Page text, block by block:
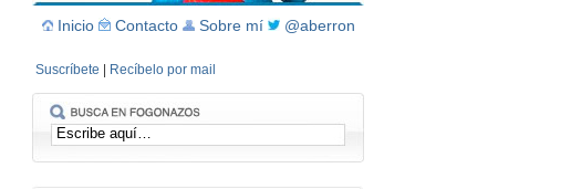
Inicio Contacto Sobre mí @aberron
Suscríbete Recíbelo por mail